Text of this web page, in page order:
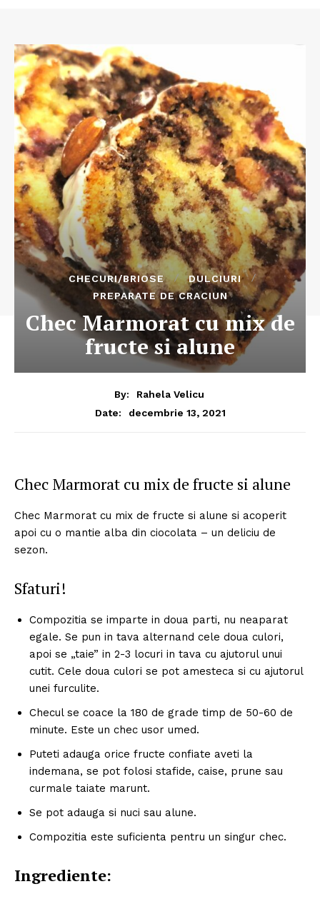
CHECURI/BRIOSE
DULCIURI
PREPARATE DE CRACIUN
Chec Marmorat cu mix de
fructe si alune
By:
Rahela Velicu
Date:
decembrie 13, 2021
Chec Marmorat cu mix de fructe si alune
Chec Marmorat cu mix de fructe si alune si acoperit
apoi cu o mantie alba din ciocolata – un deliciu de
sezon.
Sfaturi!
Compozitia se imparte in doua parti, nu neaparat
egale. Se pun in tava alternand cele doua culori,
apoi se „taie” in 2-3 locuri in tava cu ajutorul unui
cutit. Cele doua culori se pot amesteca si cu ajutorul
unei furculite.
Checul se coace la 180 de grade timp de 50-60 de
minute. Este un chec usor umed.
Puteti adauga orice fructe confiate aveti la
indemana, se pot folosi stafide, caise, prune sau
curmale taiate marunt.
Se pot adauga si nuci sau alune.
Compozitia este suficienta pentru un singur chec.
Ingrediente: